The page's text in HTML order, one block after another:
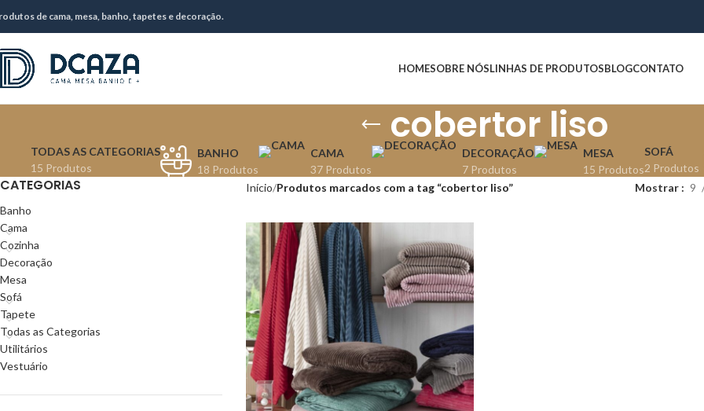
de cama, mesa, banho, tapetes e decoração.
HOMESOBRE NÓSLINHAS DE PRODUTOSBLOGCONTATO
cobertor liso
TODAS AS CATEGORIAS
15 Produtos
BANHO
18 Produtos
CAMA
37 Produtos
DECORAÇÃO
7 Produtos
MESA
15 Produtos
SOFÁ
2 Produtos
CATEGORIAS
Banho
Cama
Cozinha
Decoração
Mesa
Sofá
Tapete
Todas as Categorias
Utilitários
Vestuário
Início Produtos marcados com a tag “cobertor liso” Mostrar 9